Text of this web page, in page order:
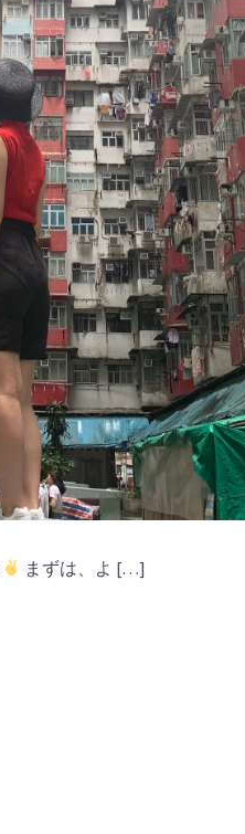
まずは、よ […]